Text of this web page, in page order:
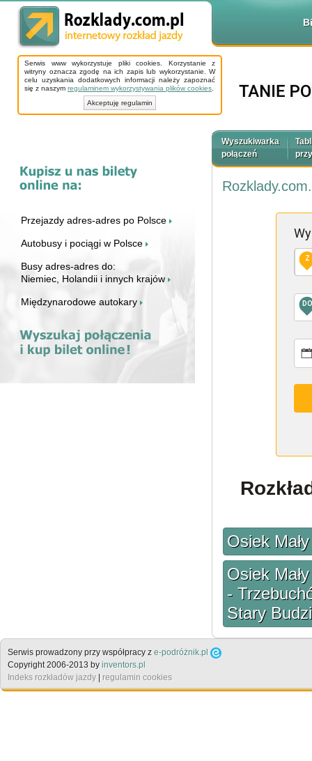
Serwis www wykorzystuje pliki cookies. Korzystanie z
witryny oznacza zgodę na ich zapis lub wykorzystanie. W
celu uzyskania dodatkowych informacji należy zapoznać
się z naszym regulaminem wykorzystywania plików cookies
Akceptuję regulamin
Przejazdy adres-adres po Polsce
Autobusy i pociągi w Polsce
Busy adres-adres do:
Niemiec, Holandii i innych krajów
Międzynarodowe autokary
Wyszukiwarka
połączeń
Z
DO
Osiek
Osiek
-
Stary
Serwis prowadzony przy współpracy z e-podróżnik.pl
Copyright 2006-2013 by inventors.pl
Indeks rozkładów jazdy
regulamin cookies